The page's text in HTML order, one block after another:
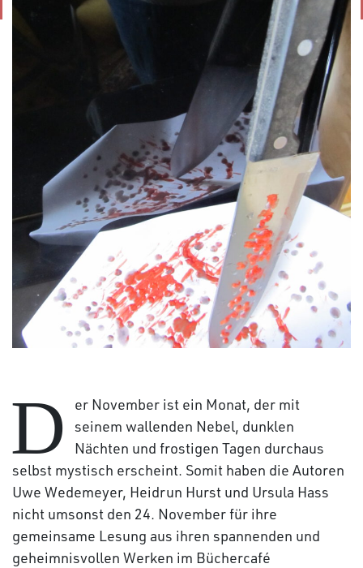
D
er November ist ein Monat, der mit
seinem wallenden Nebel, dunklen
Nächten und frostigen Tagen durchaus
selbst mystisch erscheint. Somit haben die Autoren
Uwe Wedemeyer, Heidrun Hurst und Ursula Hass
nicht umsonst den 24. November für ihre
gemeinsame Lesung aus ihren spannenden und
geheimnisvollen Werken im Büchercafé